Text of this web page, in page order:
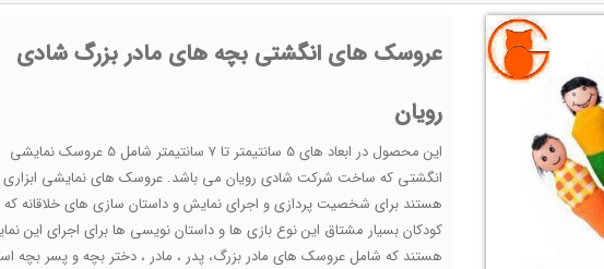
عروسک های انگشتی بچه های مادر بزرگ شادی
رویان
این محصول در ابعاد های 5 سانتیمتر تا 7 سانتیمتر شامل 5 عروسک نمایشی
انگشتی که ساخت شرکت شادی رویان می باشد. عروسک های نمایشی ابزاری
هستند برای شخصیت پردازی و اجرای نمایش و داستان سازی های خلاقانه که
کودکان بسیار مشتاق این نوع بازی ها و داستان نویسی ها برای اجرای این
هستند که شامل عروسک های مادر بزرگ، پدر ، مادر ، دختر بچه و پسر بچه